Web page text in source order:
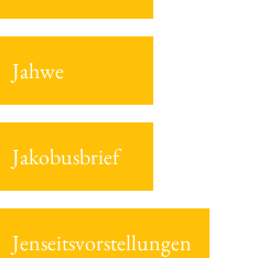
Jahwe
Jakobusbrief
Jenseitsvorstellungen